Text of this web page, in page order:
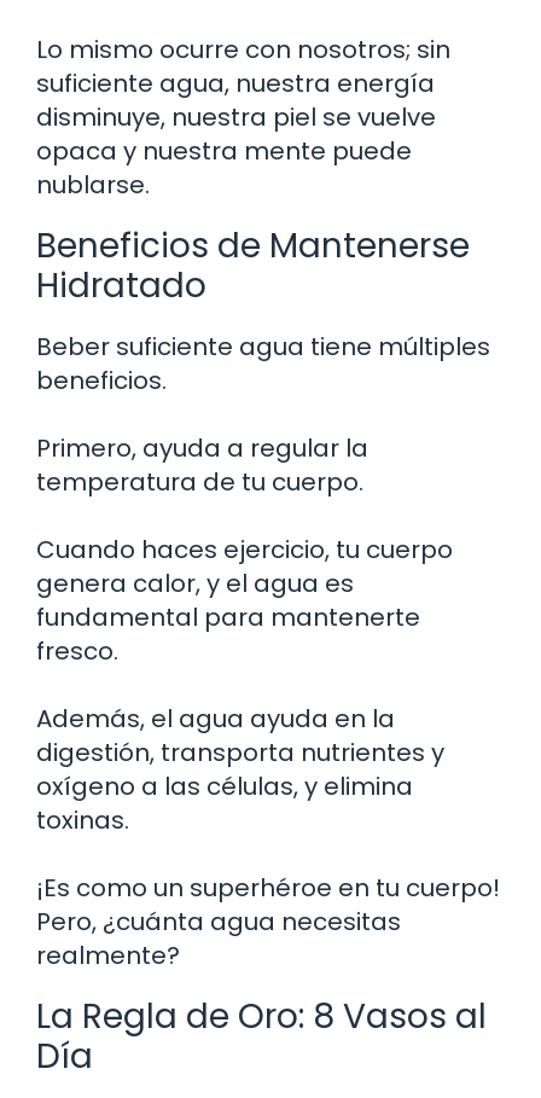
Lo mismo ocurre con nosotros; sin
suficiente agua, nuestra energía
disminuye, nuestra piel se vuelve
opaca y nuestra mente puede
nublarse.
Beneficios de Mantenerse
Hidratado
Beber suficiente agua tiene múltiples
beneficios.
Primero, ayuda a regular la
temperatura de tu cuerpo.
Cuando haces ejercicio, tu cuerpo
genera calor, y el agua es
fundamental para mantenerte
fresco.
Además, el agua ayuda en la
digestión, transporta nutrientes y
oxígeno a las células, y elimina
toxinas.
¡Es como un superhéroe en tu cuerpo!
Pero, ¿cuánta agua necesitas
realmente?
La Regla de Oro: 8 Vasos al
Día